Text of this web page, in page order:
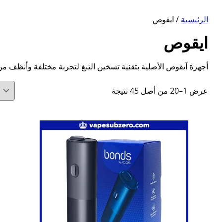
الرئيسية / ايقوص
ايقوص
أجهزة آيقوص الأصلية بتقنية تسخين التبغ لتجربة مختلفة وأنظف
عرض 1–20 من أصل 45 نتيجة
الأحدث